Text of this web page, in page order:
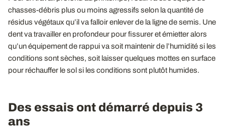
chasses-débris plus ou moins agressifs selon la quantité de
résidus végétaux qu’il va falloir enlever de la ligne de semis. Une
dent va travailler en profondeur pour fissurer et émietter alors
qu’un équipement de rappui va soit maintenir de l’humidité si les
conditions sont sèches, soit laisser quelques mottes en surface
pour réchauffer le sol si les conditions sont plutôt humides.
Des essais ont démarré depuis 3
ans